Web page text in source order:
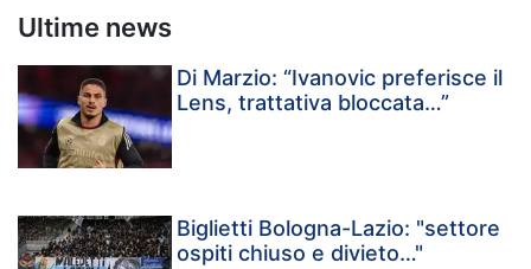
Ultime news
Di Marzio: “Ivanovic preferisce il
Lens, trattativa bloccata…”
Biglietti Bologna-Lazio: "settore
ospiti chiuso e divieto…"